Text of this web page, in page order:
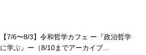
【7/6〜8/3】令和哲学カフェ ー『政治哲学
に学ぶ』ー（8/10までアーカイブ...